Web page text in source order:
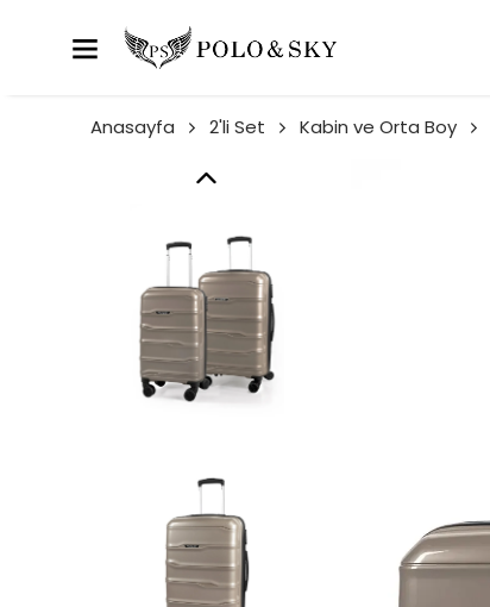
Anasayfa 2'li Set Kabin ve Orta Boy